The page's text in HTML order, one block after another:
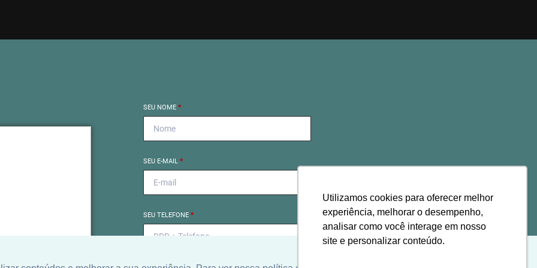
Utilizamos cookies para oferecer melhor
experiência, melhorar o desempenho,
analisar como você interage em nosso
site e personalizar conteúdo.
SEU NOME *
SEU E-MAIL *
SEU TELEFONE *